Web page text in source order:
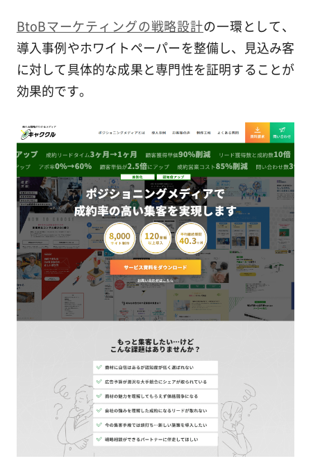
BtoBマーケティングの戦略設計の一環として、
導入事例やホワイトペーパーを整備し、見込み客
に対して具体的な成果と専門性を証明することが
効果的です。